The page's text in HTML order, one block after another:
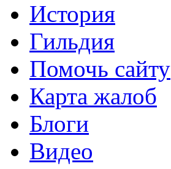
История
Гильдия
Помочь сайту
Карта жалоб
Блоги
Видео